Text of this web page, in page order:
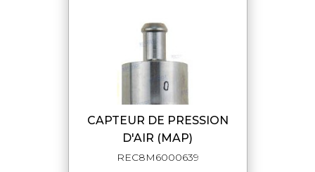
CAPTEUR DE PRESSION
D'AIR (MAP)
REC8M6000639